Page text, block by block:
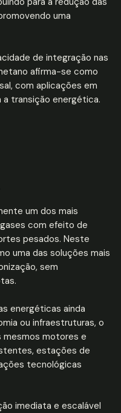
uma
de integração nas
afirma-se como
com aplicações em
transição energética.
um dos mais
com efeito de
pesados. Neste
uma das soluções mais
sem
energéticas ainda
ou infraestruturas, o
mesmos motores e
estações de
tecnológicas
imediata e escalável